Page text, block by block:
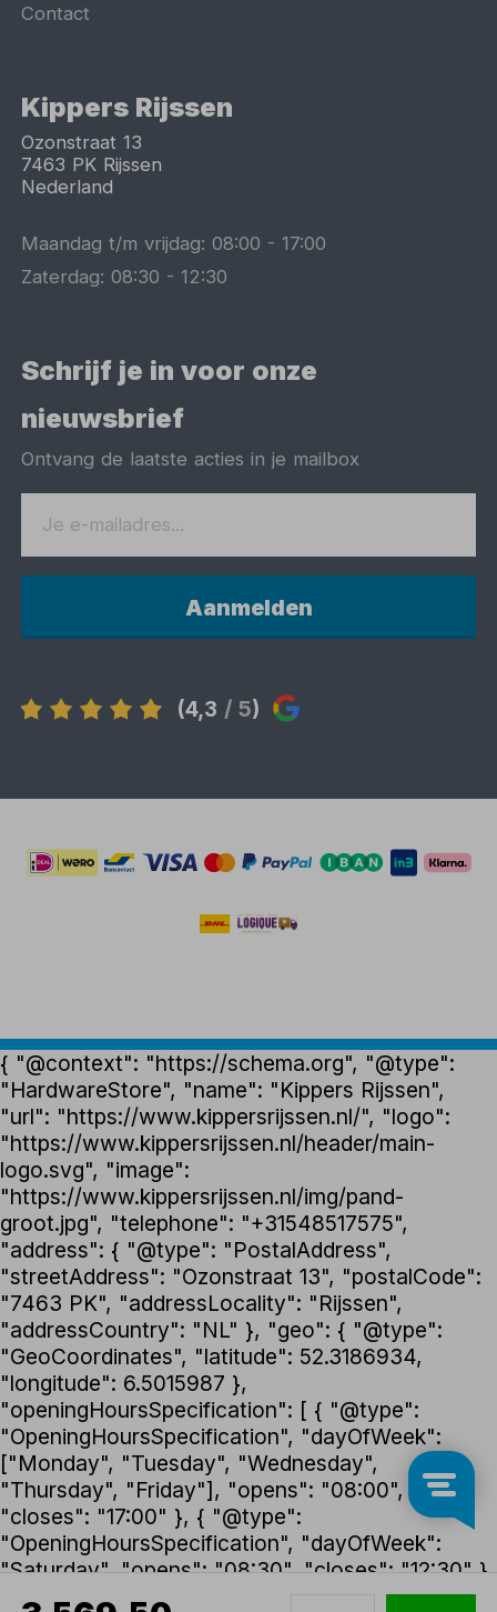
Contact
Kippers Rijssen
Ozonstraat 13
7463 PK Rijssen
Nederland
Maandag t/m vrijdag:08:00 -17:00
Zaterdag:08:30 -12:30
Schrijf je in voor onze
nieuwsbrief
Ontvang de laatste acties in je mailbox
Aanmelden
(4,3 / 5)
{ "@context": "https://schema.org", "@type":
"HardwareStore", "name": "Kippers Rijssen",
"url": "https://www.kippersrijssen.nl/", "logo":
"https://www.kippersrijssen.nl/header/main-
logo.svg", "image":
"https://www.kippersrijssen.nl/img/pand-
groot.jpg", "telephone": "+31548517575",
"address": { "@type": "PostalAddress",
"streetAddress": "Ozonstraat 13", "postalCode":
"7463 PK", "addressLocality": "Rijssen",
"addressCountry": "NL" }, "geo": { "@type":
"GeoCoordinates", "latitude": 52.3186934,
"longitude": 6.5015987 },
"openingHoursSpecification": [ { "@type":
"OpeningHoursSpecification", "dayOfWeek":
["Monday", "Tuesday", "Wednesday",
"Thursday", "Friday"], "opens": "08:00",
"closes": "17:00" }, { "@type":
"OpeningHoursSpecification", "dayOfWeek":
"Saturday", "opens": "08:30", "closes": "12:30" }
], "foundingDate": "1992", "founder": { "@type":